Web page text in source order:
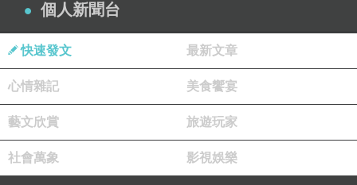
個人新聞台
快速發文 最新文章
心情雜記 美食饗宴
藝文欣賞 旅遊玩家
社會萬象 影視娛樂